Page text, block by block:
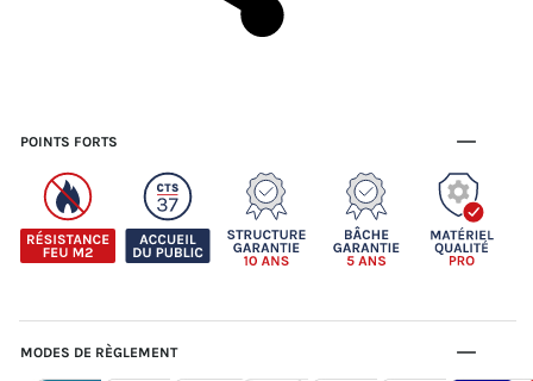
POINTS FORTS
MODES DE RÈGLEMENT